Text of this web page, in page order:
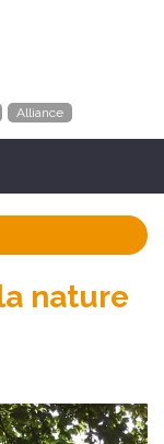
Alliance
nature